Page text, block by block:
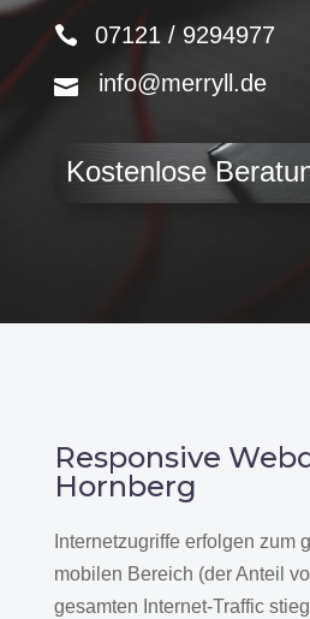
07121 / 9294977
info@merryll.de
Kostenlose
Responsive
Hornberg
Internetzugriffe erfolgen zum
mobilen Bereich (der Anteil
gesamten Internet-Traffic